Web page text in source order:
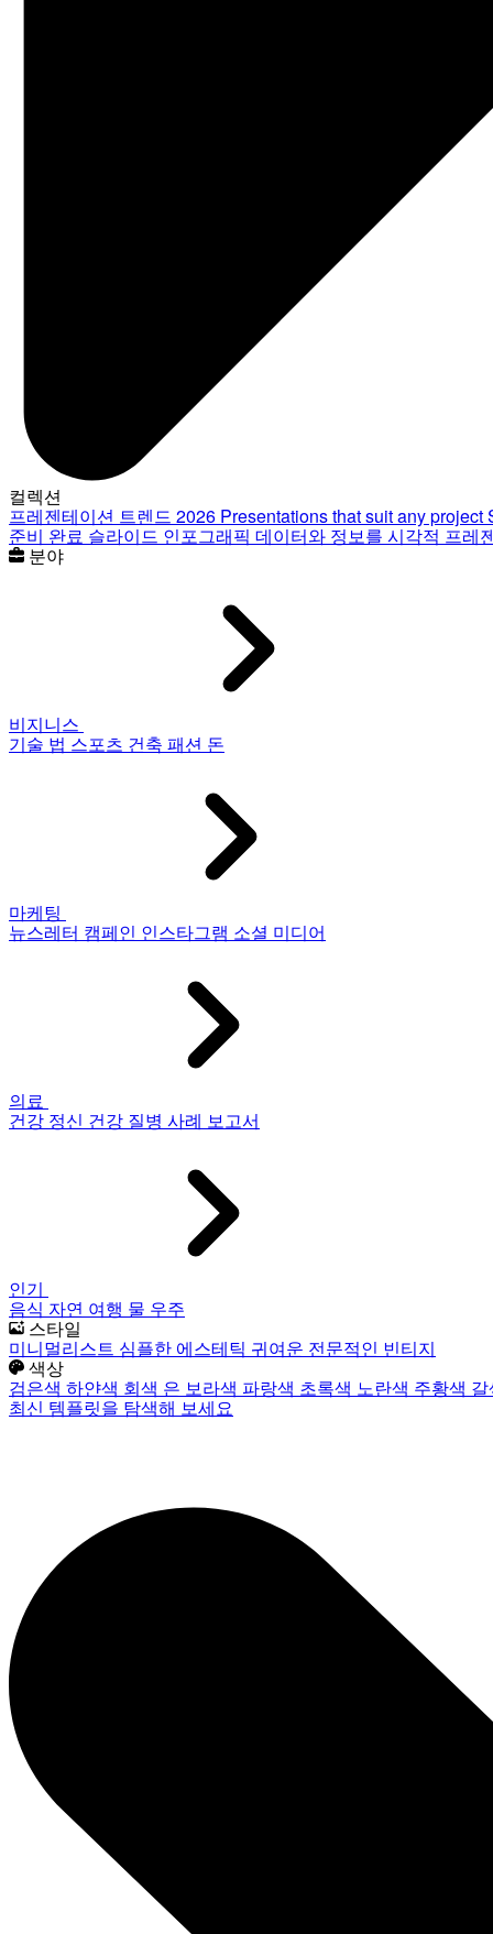
컬렉션
프레젠테이션 트렌드 2026 Presentations that suit any project
준비 완료 슬라이드 인포그래픽 데이터와 정보를 시각적 프레
분야
비지니스
기술 법 스포츠 건축 패션 돈
마케팅
뉴스레터 캠페인 인스타그램 소셜 미디어
의료
건강 정신 건강 질병 사례 보고서
인기
음식 자연 여행 물 우주
스타일
미니멀리스트 심플한 에스테틱 귀여운 전문적인 빈티지
색상
검은색 하얀색 회색 은 보라색 파랑색 초록색 노란색 주황색
최신 템플릿을 탐색해 보세요